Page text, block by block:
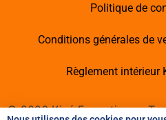
Politique de
Conditions générales de
Règlement intérieur
©2026Kiné Formations –